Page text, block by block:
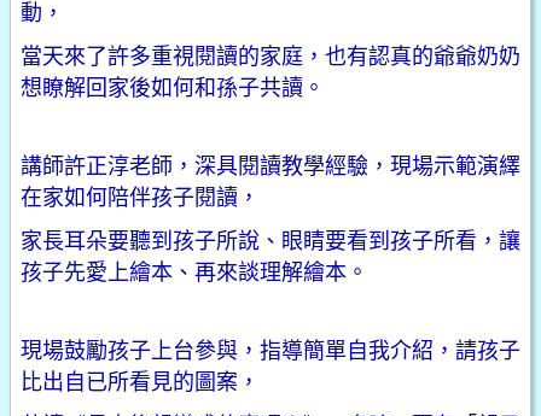
動，
當天來了許多重視閱讀的家庭，也有認真的爺爺奶奶
想瞭解回家後如何和孫子共讀。
講師許正淳老師，深具閱讀教學經驗，現場示範演繹
在家如何陪伴孩子閱讀，
家長耳朵要聽到孩子所說、眼睛要看到孩子所看， 讓
孩子先愛上繪本、再來談理解繪本。
現場鼓勵孩子上台參與，指導簡單自我介紹， 請孩子
比出自已所看見的圖案，